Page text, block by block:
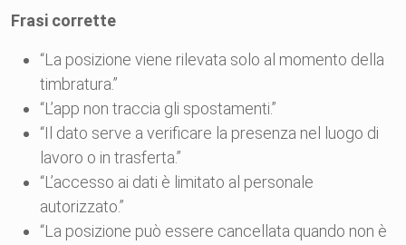
Frasi corrette
“La posizione viene rilevata solo al momento della
timbratura.”
“L’app non traccia gli spostamenti.”
“Il dato serve a verificare la presenza nel luogo di
lavoro o in trasferta.”
“L’accesso ai dati è limitato al personale
autorizzato.”
“La posizione può essere cancellata quando non è